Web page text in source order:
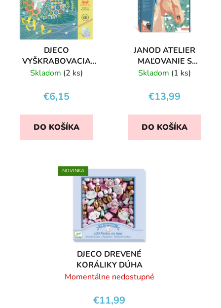
DJECO
VYŠKRABOVACIA
SADA JAZERO S
Skladom (2 ks)
€6,15
DO KOŠÍKA
JANOD ATELIER
MAĽOVANIE S
ČÍSLAMI FANTAZIJNÉ
Skladom (1 ks)
€13,99
DO KOŠÍKA
NOVINKA
DJECO DREVENÉ
KORÁLIKY DÚHA
Momentálne nedostupné
€11,99